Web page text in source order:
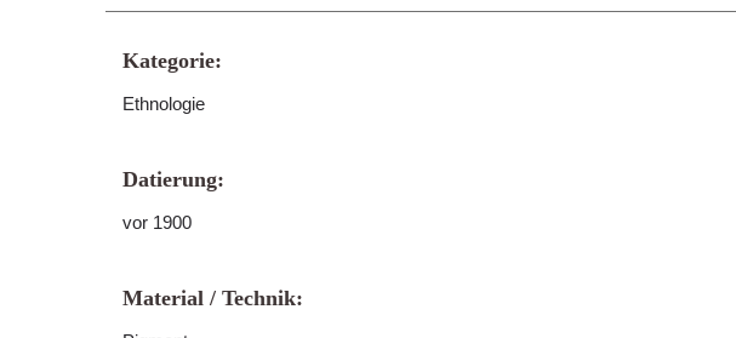
Kategorie:
Ethnologie
Datierung:
vor 1900
Material / Technik: